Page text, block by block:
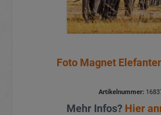
Foto Magnet
Artikelnummer:
Mehr Infos? Hier